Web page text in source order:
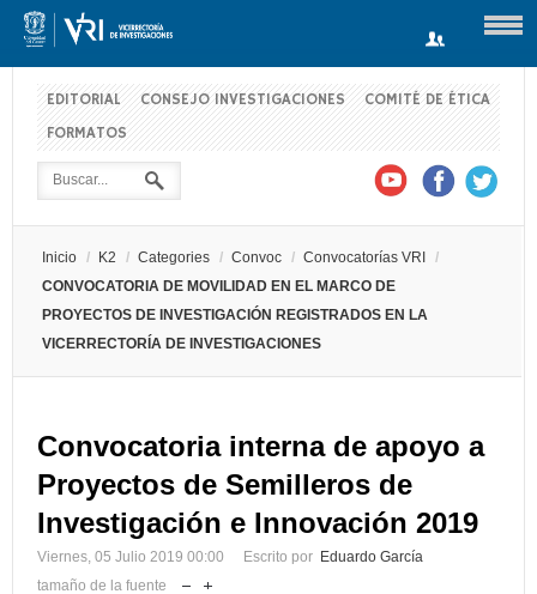
EDITORIAL CONSEJO INVESTIGACIONES
COMITÉ DE ÉTICA
FORMATOS
Inicio / K2 / Categories / Convoc / Convocatorías VRI
/
CONVOCATORIA DE MOVILIDAD EN EL MARCO DE
PROYECTOS DE INVESTIGACIÓN REGISTRADOS EN LA
VICERRECTORÍA DE INVESTIGACIONES
Convocatoria interna de apoyo a
Proyectos de Semilleros de
Investigación e Innovación 2019
Viernes, 05 Julio 2019 00:00 Escrito por Eduardo García
tamaño de la fuente
Usuario
¿Recordar contraseña?¿Recordar usuario?